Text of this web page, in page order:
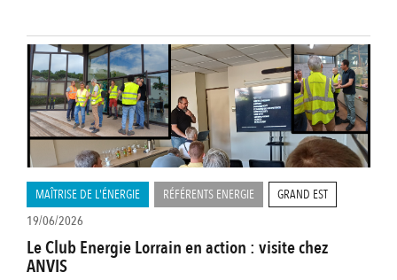
MAÎTRISE DE L'ÉNERGIE RÉFÉRENTS ENERGIE
GRAND EST
19/06/2026
Le Club Energie Lorrain en action : visite chez
ANVIS